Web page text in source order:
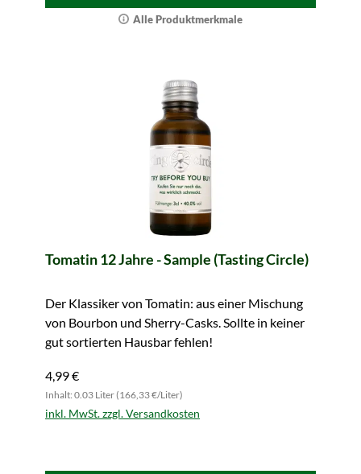
Alle Produktmerkmale
Tomatin 12 Jahre - Sample (Tasting Circle)
Der Klassiker von Tomatin: aus einer Mischung
von Bourbon und Sherry-Casks. Sollte in keiner
gut sortierten Hausbar fehlen!
4,99 €
Inhalt: 0.03 Liter (166,33 €/Liter)
inkl. MwSt. zzgl. Versandkosten